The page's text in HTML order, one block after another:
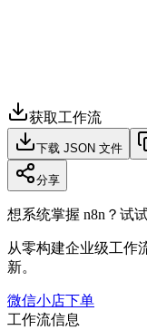
获取工作流
下载 JSON 文件
分享
想系统掌握 n8n？试
从零构建企业级工作
新。
微信小店下单
工作流信息